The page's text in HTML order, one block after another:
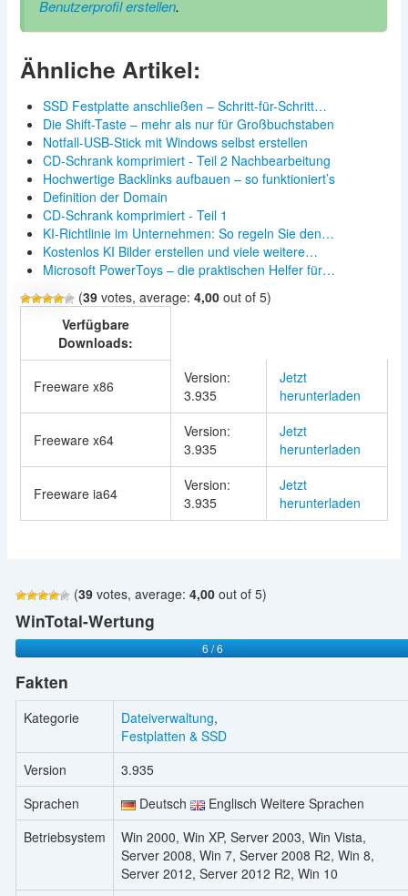
Benutzerprofil erstellen.
Ähnliche Artikel:
SSD Festplatte anschließen – Schritt-für-Schritt…
Die Shift-Taste – mehr als nur für Großbuchstaben
Notfall-USB-Stick mit Windows selbst erstellen
CD-Schrank komprimiert - Teil 2 Nachbearbeitung
Hochwertige Backlinks aufbauen – so funktioniert’s
Definition der Domain
CD-Schrank komprimiert - Teil 1
KI-Richtlinie im Unternehmen: So regeln Sie den…
Kostenlos KI Bilder erstellen und viele weitere…
Microsoft PowerToys – die praktischen Helfer für…
(39votes, average: 4,00out of 5)
Verfügbare
Downloads:
Freeware x86
Version:
3.935
Jetzt
herunterladen
Freeware x64
Version:
3.935
Jetzt
herunterladen
Freeware ia64
Version:
3.935
Jetzt
herunterladen
(39votes, average: 4,00out of 5)
WinTotal-Wertung
6 / 6
Fakten
Kategorie Dateiverwaltung,
Festplatten & SSD
Version
3.935
Sprachen
Deutsch
Englisch Weitere Sprachen
Betriebsystem
Win 2000, Win XP, Server 2003, Win Vista,
Server 2008, Win 7, Server 2008 R2, Win 8,
Server 2012, Server 2012 R2, Win 10